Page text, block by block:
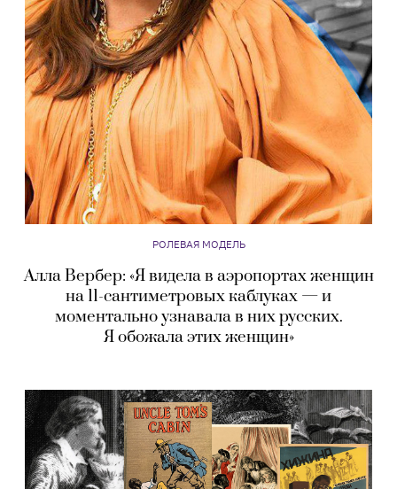
РОЛЕВАЯ МОДЕЛЬ
Алла Вербер: «Я видела в аэропортах женщин
на 11-сантиметровых каблуках — и
моментально узнавала в них русских.
Я обожала этих женщин»